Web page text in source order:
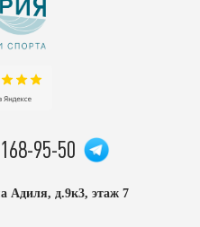
95-50
Адиля, д.9к3, этаж 7